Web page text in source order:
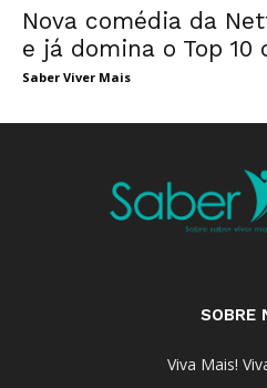
Nova comédia da
e já domina o Top
Saber Viver Mais
SOBRE
Viva Mais!